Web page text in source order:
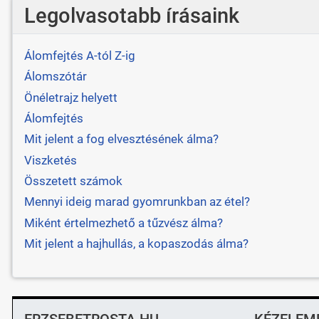
Legolvasotabb írásaink
Álomfejtés A-tól Z-ig
Álomszótár
Önéletrajz helyett
Álomfejtés
Mit jelent a fog elvesztésének álma?
Viszketés
Összetett számok
Mennyi ideig marad gyomrunkban az étel?
Miként értelmezhető a tűzvész álma?
Mit jelent a hajhullás, a kopaszodás álma?